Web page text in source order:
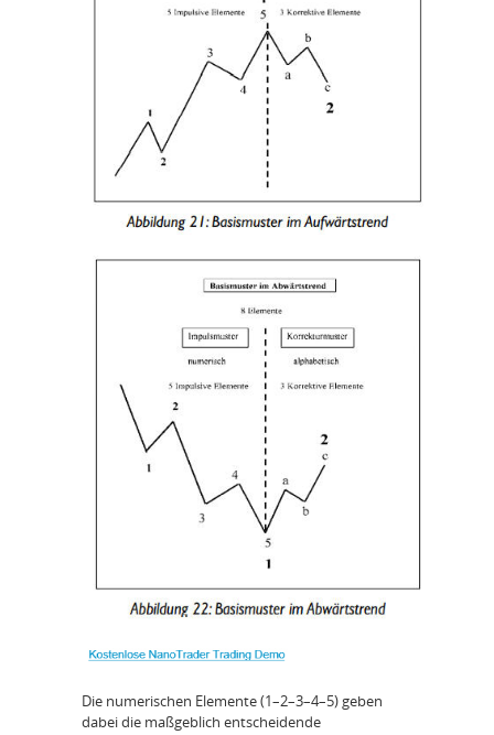
Die numerischen Elemente (1–2–3–4–5) geben
dabei die maßgeblich entscheidende